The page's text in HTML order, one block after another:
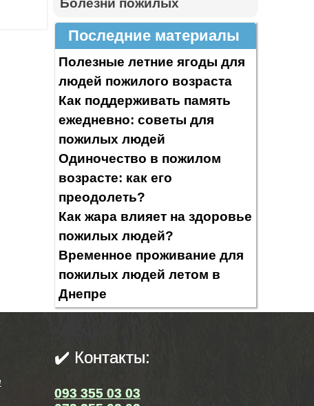
Болезни пожилых
Последние материалы
Полезные летние ягоды для
людей пожилого возраста
Как поддерживать память
ежедневно: советы для
пожилых людей
Одиночество в пожилом
возрасте: как его
преодолеть?
Как жара влияет на здоровье
пожилых людей?
Временное проживание для
пожилых людей летом в
Днепре
✔️ Контакты:
093 355 03 03